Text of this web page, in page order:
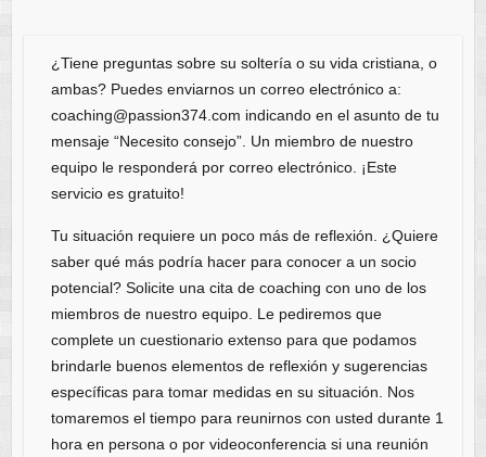
¿Tiene preguntas sobre su soltería o su vida cristiana, o
ambas? Puedes enviarnos un correo electrónico a:
coaching@passion374.com indicando en el asunto de tu
mensaje “Necesito consejo”. Un miembro de nuestro
equipo le responderá por correo electrónico. ¡Este
servicio es gratuito!
Tu situación requiere un poco más de reflexión. ¿Quiere
saber qué más podría hacer para conocer a un socio
potencial? Solicite una cita de coaching con uno de los
miembros de nuestro equipo. Le pediremos que
complete un cuestionario extenso para que podamos
brindarle buenos elementos de reflexión y sugerencias
específicas para tomar medidas en su situación. Nos
tomaremos el tiempo para reunirnos con usted durante 1
hora en persona o por videoconferencia si una reunión